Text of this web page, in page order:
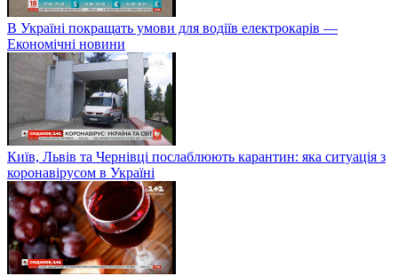
В Україні покращать умови для водіїв електрокарів —
Економічні новини
Київ, Львів та Чернівці послаблюють карантин: яка ситуація з
коронавірусом в Україні